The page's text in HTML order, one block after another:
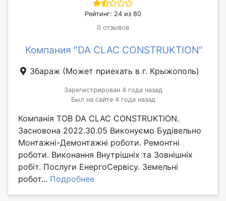
Рейтинг: 24 из 80
0 отзывов
Компания "DA CLAC CONSTRUKTION"
Збараж (Может приехать в г. Крыжополь)
Зарегистрирован 4 года назад
Был на сайте 4 года назад
Компанія ТОВ DA CLAC CONSTRUKTION.
Засновона 2022.30.05 Виконуємо Будівельно
Монтажні-Демонтажні роботи. Ремонтні
роботи. Виконання Внутрішніх та Зовнішніх
робіт. Послуги ЕнергоСервісу. Земельні
робот... Подробнее